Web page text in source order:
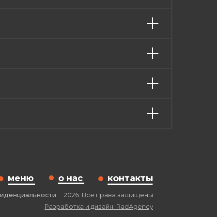
о нас
меню
2026. Все права защищены
контакты
Разработка и дизайн: RadAgency